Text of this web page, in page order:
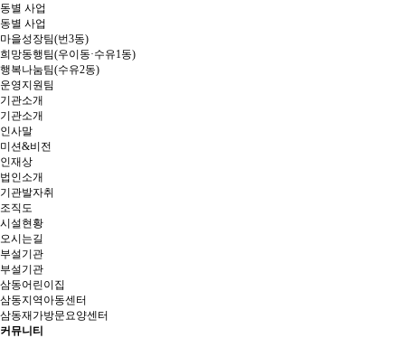
동별 사업
동별 사업
마을성장팀(번3동)
희망동행팀(우이동·수유1동)
행복나눔팀(수유2동)
운영지원팀
기관소개
기관소개
인사말
미션&비전
인재상
법인소개
기관발자취
조직도
시설현황
오시는길
부설기관
부설기관
삼동어린이집
삼동지역아동센터
삼동재가방문요양센터
커뮤니티